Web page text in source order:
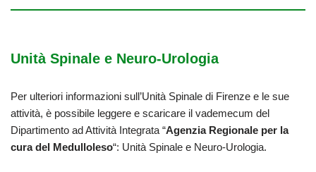
Unità Spinale e Neuro-Urologia
Per ulteriori informazioni sull’Unità Spinale di Firenze e le sue
attività, è possibile leggere e scaricare il vademecum del
Dipartimento ad Attività Integrata “Agenzia Regionale per la
cura del Medulloleso“: Unità Spinale e Neuro-Urologia.